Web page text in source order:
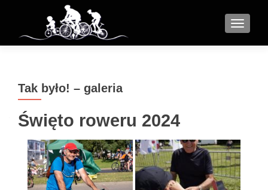
MENU
Tak było! – galeria
Święto roweru 2024